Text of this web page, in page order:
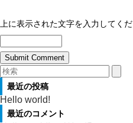
上に表示された文字を入力してくだ
最近の投稿
Hello world!
最近のコメント